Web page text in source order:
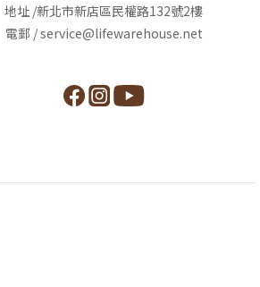
地址 /新北市新店區民權路132號2樓
電郵 / service@lifewarehouse.net